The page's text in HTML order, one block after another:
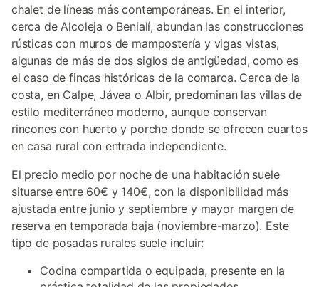
chalet de líneas más contemporáneas. En el interior,
cerca de Alcoleja o Benialí, abundan las construcciones
rústicas con muros de mampostería y vigas vistas,
algunas de más de dos siglos de antigüedad, como es
el caso de fincas históricas de la comarca. Cerca de la
costa, en Calpe, Jávea o Albir, predominan las villas de
estilo mediterráneo moderno, aunque conservan
rincones con huerto y porche donde se ofrecen cuartos
en casa rural con entrada independiente.
El precio medio por noche de una habitación suele
situarse entre 60€ y 140€, con la disponibilidad más
ajustada entre junio y septiembre y mayor margen de
reserva en temporada baja (noviembre-marzo). Este
tipo de posadas rurales suele incluir:
Cocina compartida o equipada, presente en la